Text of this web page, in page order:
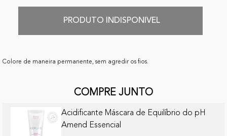
PRODUTO INDISPONIVEL
Colore de maneira permanente, sem agredir os fios.
COMPRE JUNTO
Acidificante Máscara de Equilíbrio do pH
Amend Essencial